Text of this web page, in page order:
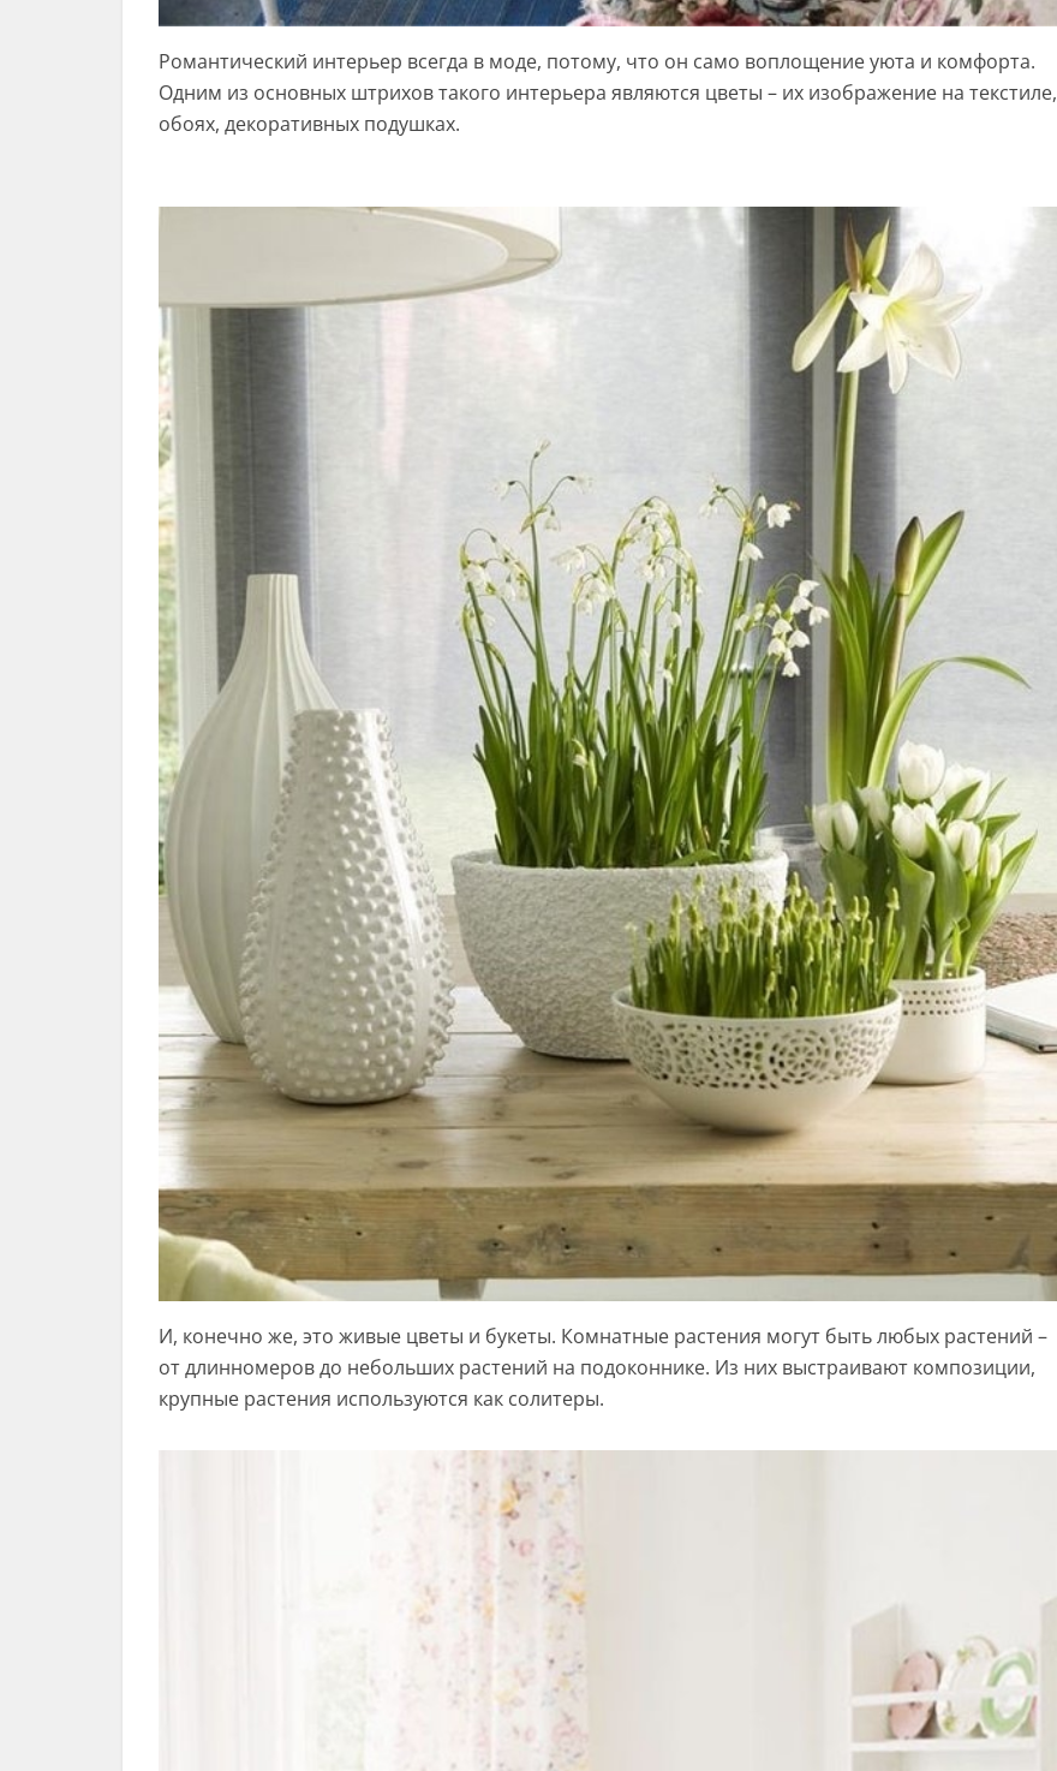
Романтический интерьер всегда в моде, потому, что он само воплощение уюта и комфорта.
Одним из основных штрихов такого интерьера являются цветы – их изображение на текстиле,
обоях, декоративных подушках.
И, конечно же, это живые цветы и букеты. Комнатные растения могут быть любых растений –
от длинномеров до небольших растений на подоконнике. Из них выстраивают композиции,
крупные растения используются как солитеры.